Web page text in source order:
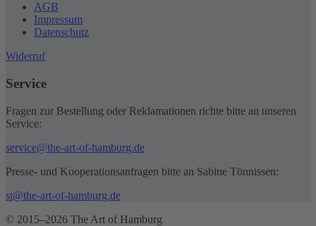
AGB
Impressum
Datenschutz
Widerruf
Service
Fragen zur Bestellung oder Reklamationen richte bitte an unseren
Service:
service@the-art-of-hamburg.de
Presse- und Kooperationsanfragen bitte an Sabine Tönnissen:
st@the-art-of-hamburg.de
© 2015–2026 The Art of Hamburg